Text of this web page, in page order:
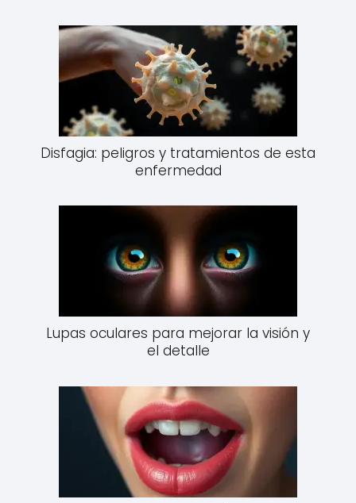
Disfagia: peligros y tratamientos de esta
enfermedad
Lupas oculares para mejorar la visión y
el detalle